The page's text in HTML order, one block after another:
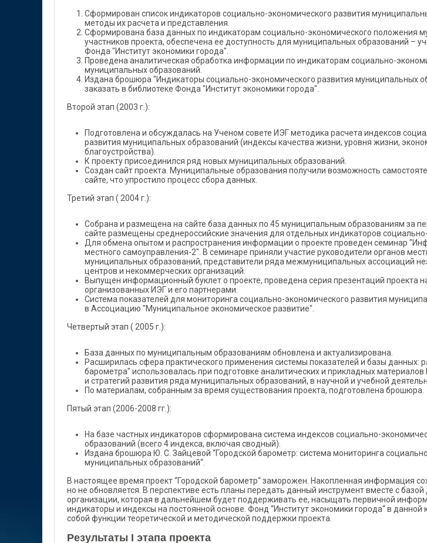
Сформирован список индикаторов социально-экономического развития
методы их расчета и представления.
Сформирована база данных по индикаторам социально-экономического положения
участников проекта, обеспечена ее доступность для муниципальных образований –
Фонда "Институт экономики города".
Проведена аналитическая обработка информации по индикаторам социально-
муниципальных образований.
Издана брошюра "Индикаторы социально-экономического развития муниципальных
заказать в библиотеке Фонда "Институт экономики города".
Второй этап (2003 г.):
Подготовлена и обсуждалась на Ученом совете ИЭГ методика расчета индексов
развития муниципальных образований (индексы качества жизни, уровня жизни,
благоустройства).
К проекту присоединился ряд новых муниципальных образований.
Создан сайт проекта. Муниципальные образования получили возможность
сайте, что упростило процесс сбора данных.
Третий этап ( 2004 г.):
Собрана и размещена на сайте база данных по 45 муниципальным образованиям за
сайте размещены среднероссийские значения для отдельных индикаторов
Для обмена опытом и распространения информации о проекте проведен семинар
местного самоуправления-2". В семинаре приняли участие руководители органов
муниципальных образований, представители ряда межмуниципальных ассоциаций
центров и некоммерческих организаций.
Выпущен информационный буклет о проекте, проведена серия презентаций проекта
организованных ИЭГ и его партнерами.
Система показателей для мониторинга социально-экономического развития
в Ассоциацию "Муниципальное экономическое развитие".
Четвертый этап ( 2005 г.):
База данных по муниципальным образованиям обновлена и актуализирована.
Расширилась сфера практического применения системы показателей и базы данных:
барометра" использовалась при подготовке аналитических и прикладных
и стратегий развития ряда муниципальных образований, в научной и учебной
По материалам, собранным за время существования проекта, подготовлена брошюра.
Пятый этап (2006-2008 гг.):
На базе частных индикаторов сформирована система индексов социально-
образований (всего 4 индекса, включая сводный).
Издана брошюра Ю. С. Зайцевой “Городской барометр: система мониторинга
муниципальных образований“.
В настоящее время проект “Городской барометр“ заморожен. Накопленная информация
но не обновляется. В перспективе есть планы передать данный инструмент вместе с
организации, которая в дальнейшем будет поддерживать ее, насыщать первичной
индикаторы и индексы на постоянной основе. Фонд “Институт экономики города“ в данной
собой функции теоретической и методической поддержки проекта.
Результаты I этапа проекта